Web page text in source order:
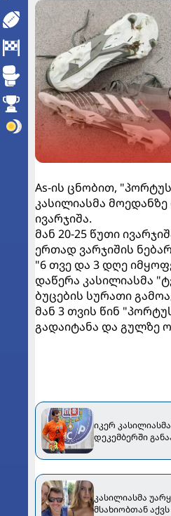
As-ის ცნობით,
კასილიასმა
ივარჯიშა.
მან 20-25 წუთი
ერთად ვარჯიშის
"6 თვე და 3 დღე
დაწერა კასილიასმა
ბუცების სურათი
მან 3 თვის წინ
გადაიტანა და გულზე
იკერ
დეკემბერში
კასილიასმა
მსახიობთან